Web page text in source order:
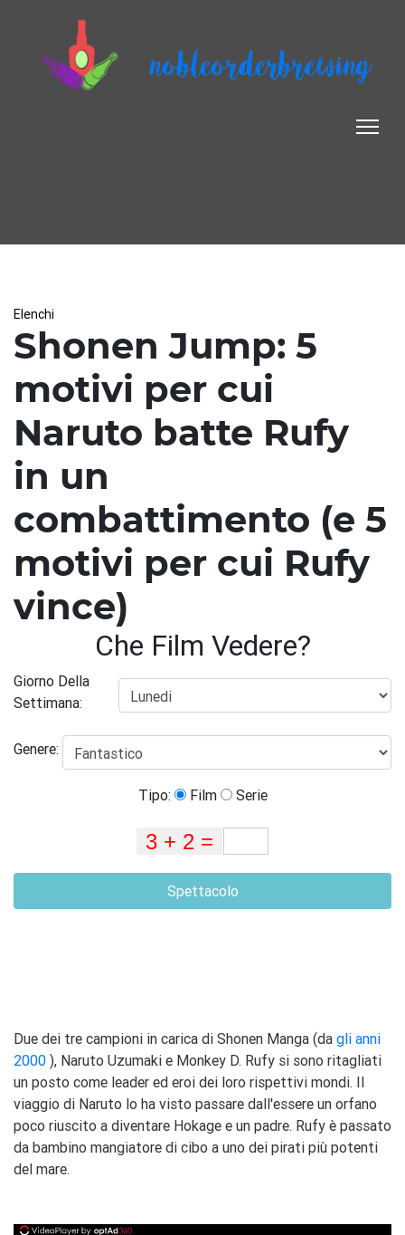
nobleorderbrewing
Elenchi
Shonen Jump: 5
motivi per cui
Naruto batte Rufy
in un
combattimento (e 5
motivi per cui Rufy
vince)
Che Film Vedere?
Giorno Della
Settimana:
Genere:
Tipo: Film Serie
Spettacolo
Due dei tre campioni in carica di Shonen Manga (da gli anni
2000 ), Naruto Uzumaki e Monkey D. Rufy si sono ritagliati
un posto come leader ed eroi dei loro rispettivi mondi. Il
viaggio di Naruto lo ha visto passare dall'essere un orfano
poco riuscito a diventare Hokage e un padre. Rufy è passato
da bambino mangiatore di cibo a uno dei pirati più potenti
del mare.